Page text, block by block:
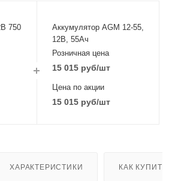
750
Аккумулятор AGM 12-55,
12В, 55Ач
Розничная цена
15 015 руб/шт
Цена по акции
15 015 руб/шт
ХАРАКТЕРИСТИКИ КАК КУПИТЬ